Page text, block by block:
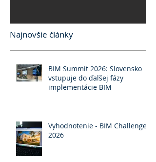
Najnovšie články
BIM Summit 2026: Slovensko
vstupuje do ďalšej fázy
implementácie BIM
Vyhodnotenie - BIM Challenge
2026